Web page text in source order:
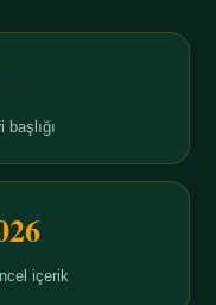
başlığı
içerik